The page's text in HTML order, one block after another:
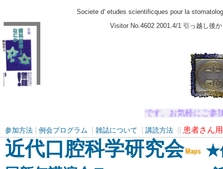
Societed' etudes scientificques pour la
Visitor No.4602 2001.4/1 引っ越し後
★例会参加者受け付け中です。お気軽にご参加下
参加方法 例会プログラム 雑誌について 講読方法 患者さん用
近代口腔科学研究会
★